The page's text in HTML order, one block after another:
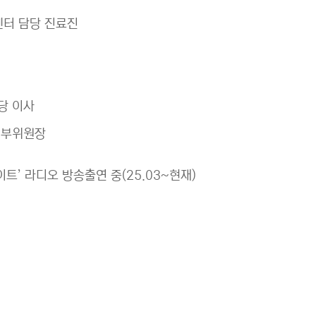
담당 진료진
이사
위원장
트’ 라디오 방송출연 중(25.03~현재)